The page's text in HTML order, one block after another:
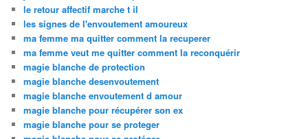
le retour affectif marche t il
les signes de l'envoutement amoureux
ma femme ma quitter comment la recuperer
ma femme veut me quitter comment la reconquérir
magie blanche de protection
magie blanche desenvoutement
magie blanche envoutement d amour
magie blanche pour récupérer son ex
magie blanche pour se proteger